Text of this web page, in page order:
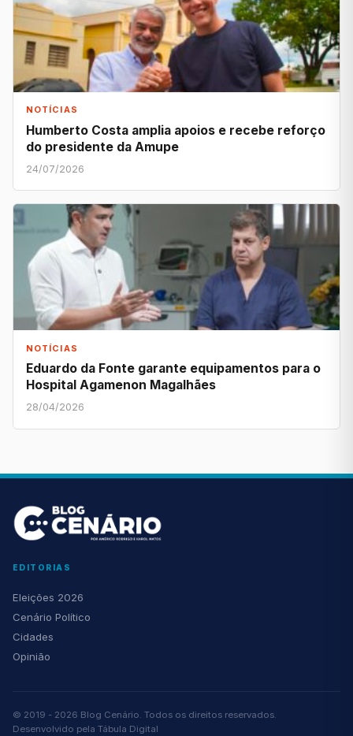
NOTÍCIAS
Humberto Costa amplia apoios e recebe reforço
do presidente da Amupe
24/07/2026
NOTÍCIAS
Eduardo da Fonte garante equipamentos para o
Hospital Agamenon Magalhães
28/04/2026
EDITORIAS
Eleições 2026
Cenário Político
Cidades
Opinião
© 2019 - 2026 Blog Cenário. Todos os direitos reservados.
Desenvolvido pela Tábula Digital